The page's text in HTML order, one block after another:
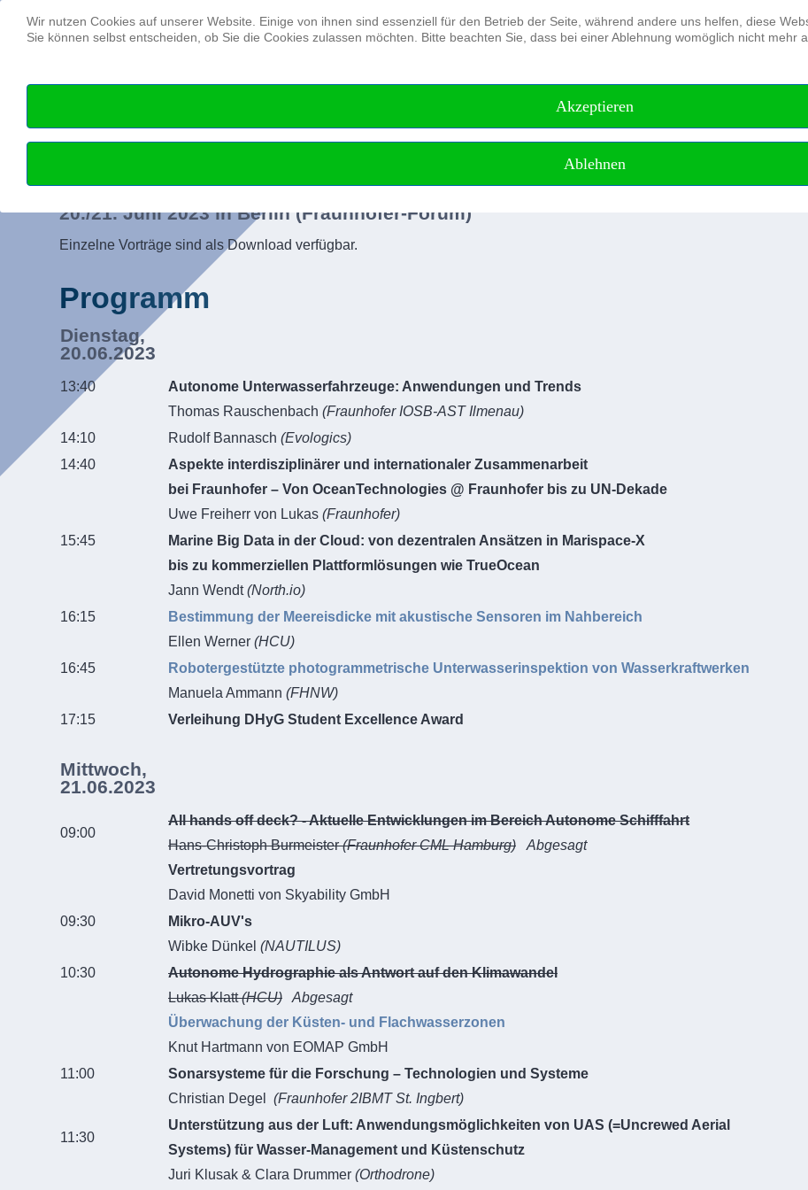
Der Verein Journal of Applied Hydrography
2023 | 36. Hydrographentag
20./21. Juni 2023 in Berlin (Fraunhofer-Forum)
Einzelne Vorträge sind als Download verfügbar.
Programm
Dienstag,
20.06.2023
13:40
Autonome Unterwasserfahrzeuge: Anwendungen und Trends
Thomas Rauschenbach (Fraunhofer IOSB-AST Ilmenau)
14:10
Rudolf Bannasch (Evologics)
14:40
Aspekte interdisziplinärer und internationaler Zusammenarbeit
bei Fraunhofer – Von OceanTechnologies @ Fraunhofer bis zu UN-Dekade
Uwe Freiherr von Lukas (Fraunhofer)
15:45
Marine Big Data in der Cloud: von dezentralen Ansätzen in Marispace-X
bis zu kommerziellen Plattformlösungen wie TrueOcean
Jann Wendt(North.io)
16:15
Bestimmung der Meereisdicke mit akustische Sensoren im Nahbereich
Ellen Werner (HCU)
16:45
Robotergestützte photogrammetrische Unterwasserinspektion von Wasserkraftwerken
Manuela Ammann (FHNW)
17:15
Verleihung DHyG Student Excellence Award
Mittwoch,
21.06.2023
09:00
All hands off deck? - Aktuelle Entwicklungen im Bereich Autonome Schifffahrt
Hans-Christoph Burmeister(Fraunhofer CML Hamburg) Abgesagt
Vertretungsvortrag
David Monetti von Skyability GmbH
09:30
Mikro-AUV's
Wibke Dünkel (NAUTILUS)
10:30
Autonome Hydrographie als Antwort auf den Klimawandel
Lukas Klatt(HCU) Abgesagt
Überwachung der Küsten- und Flachwasserzonen
Knut Hartmann von EOMAP GmbH
11:00
Sonarsysteme für die Forschung – Technologien und Systeme
Christian Degel
(Fraunhofer 2IBMT St. Ingbert)
11:30
Unterstützung aus der Luft: Anwendungsmöglichkeiten von UAS (=Uncrewed Aerial
Systems) für Wasser-Management und Küstenschutz
Juri Klusak & Clara Drummer (Orthodrone)
Wir nutzen Cookies auf unserer Website. Einige von ihnen sind essenziell für den Betrieb der Seite, während andere uns helfen, diese
Sie können selbst entscheiden, ob Sie die Cookies zulassen möchten. Bitte beachten Sie, dass bei einer Ablehnung womöglich nicht mehr
Akzeptieren
Ablehnen